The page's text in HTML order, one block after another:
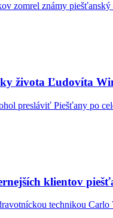
zomrel známy
života Ľudovíta
presláviť Piešťany po
klientov
technikou Carlo